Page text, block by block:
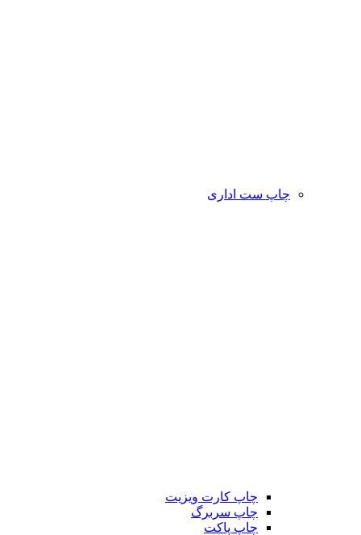
چاپ ست اداری
چاپ کارت ویزیت
چاپ سربرگ
چاپ پاکت